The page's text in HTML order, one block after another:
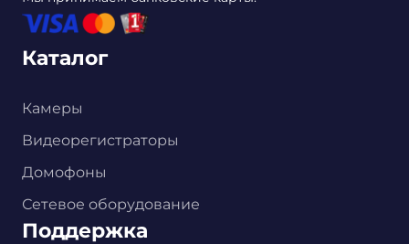
Каталог
Камеры
Видеорегистраторы
Домофоны
Сетевое оборудование
Поддержка